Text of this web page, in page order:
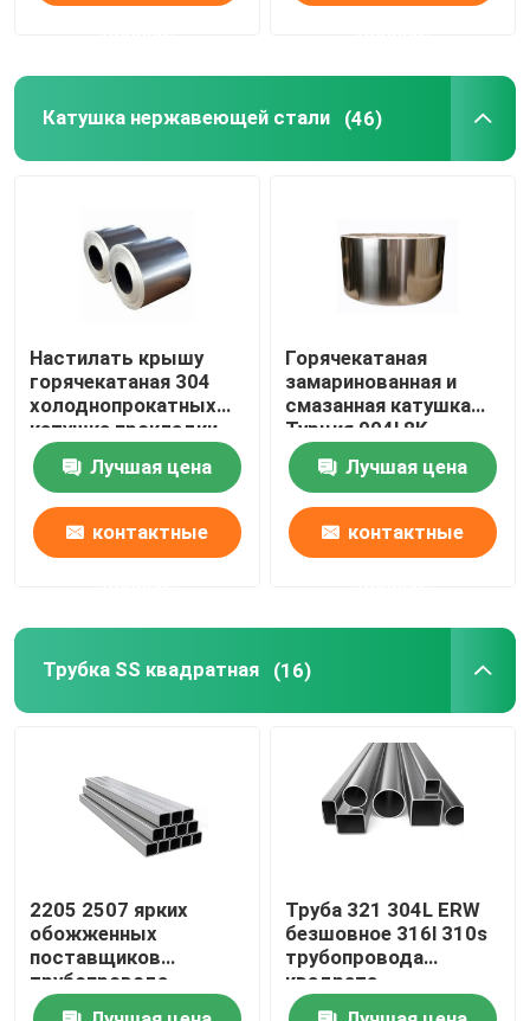
Катушка нержавеющей стали (46)
Настилать крышу
горячекатаная 304
холоднопрокатных
катушка прокладки
201 316l 202 Ss 304
катушки
нержавеющей стали
Лучшая цена
контактные
Горячекатаная
замаринованная и
смазанная катушка
Турция 904l 8K
отполировала
катушку 202 Ss
катушки 430
нержавеющей стали
Лучшая цена
контактные
Трубка SS квадратная (16)
2205 2507 ярких
обожженных
поставщиков
трубопровода
квадрата
Труба 321 304L ERW
безшовное 316l 310s
трубопровода
квадрата
нержавеющей стали